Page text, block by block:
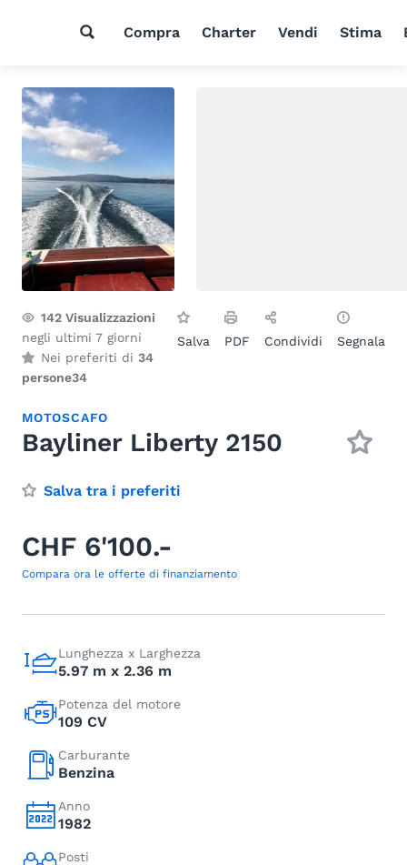
Compra Charter Vendi Stima
142 Visualizzazioni
negli ultimi 7 giorni
Nei preferiti di 34
persone34
Salva PDF Condividi Segnala
MOTOSCAFO
Bayliner Liberty 2150
Salva tra i preferiti
CHF 6'100.-
Compara ora le offerte di finanziamento
Lunghezza x Larghezza
5.97 m x 2.36 m
Potenza del motore
109 CV
Carburante
Benzina
Anno
1982
Posti